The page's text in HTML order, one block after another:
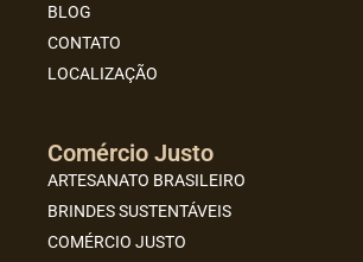
BLOG
CONTATO
LOCALIZAÇÃO
Comércio Justo
ARTESANATO BRASILEIRO
BRINDES SUSTENTÁVEIS
COMÉRCIO JUSTO